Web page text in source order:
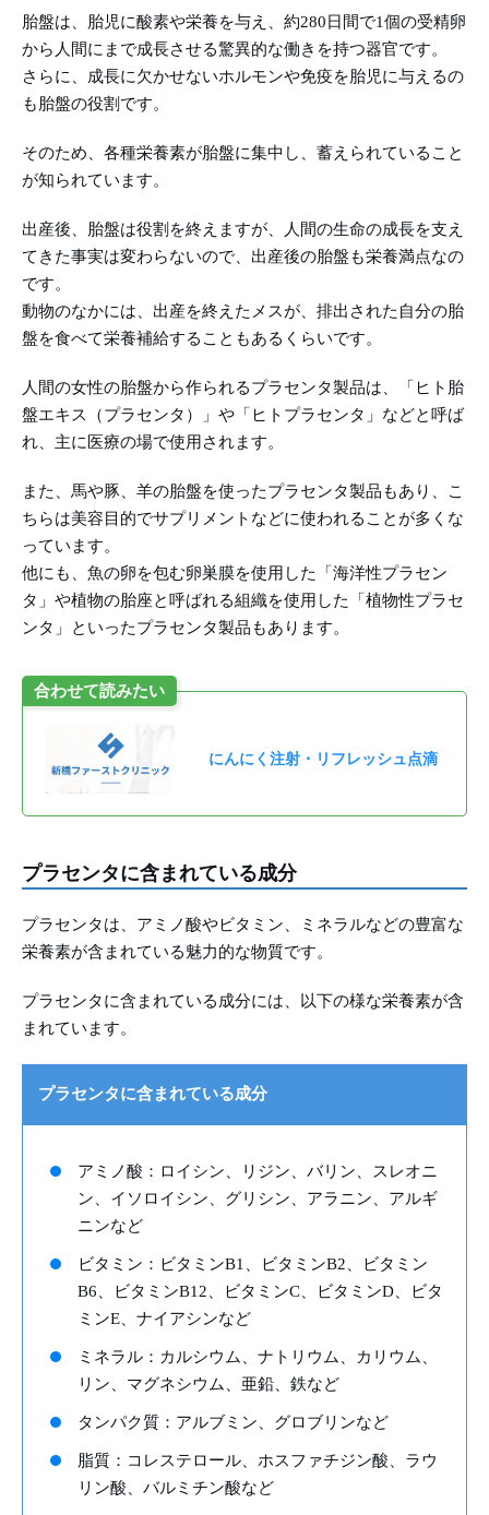
胎盤は、胎児に酸素や栄養を与え、約280日間で1個の受精卵
から人間にまで成長させる驚異的な働きを持つ器官です。
さらに、成長に欠かせないホルモンや免疫を胎児に与えるの
も胎盤の役割です。
そのため、各種栄養素が胎盤に集中し、蓄えられていること
が知られています。
出産後、胎盤は役割を終えますが、人間の生命の成長を支え
てきた事実は変わらないので、出産後の胎盤も栄養満点なの
です。
動物のなかには、出産を終えたメスが、排出された自分の胎
盤を食べて栄養補給することもあるくらいです。
人間の女性の胎盤から作られるプラセンタ製品は、「ヒト胎
盤エキス（プラセンタ）」や「ヒトプラセンタ」などと呼ば
れ、主に医療の場で使用されます。
また、馬や豚、羊の胎盤を使ったプラセンタ製品もあり、こ
ちらは美容目的でサプリメントなどに使われることが多くな
っています。
他にも、魚の卵を包む卵巣膜を使用した「海洋性プラセン
タ」や植物の胎座と呼ばれる組織を使用した「植物性プラセ
ンタ」といったプラセンタ製品もあります。
合わせて読みたい
にんにく注射・リフレッシュ点滴
プラセンタに含まれている成分
プラセンタは、アミノ酸やビタミン、ミネラルなどの豊富な
栄養素が含まれている魅力的な物質です。
プラセンタに含まれている成分には、以下の様な栄養素が含
まれています。
プラセンタに含まれている成分
アミノ酸：ロイシン、リジン、バリン、スレオニ
ン、イソロイシン、グリシン、アラニン、アルギ
ニンなど
ビタミン：ビタミンB1、ビタミンB2、ビタミン
B6、ビタミンB12、ビタミンC、ビタミンD、ビタ
ミンE、ナイアシンなど
ミネラル：カルシウム、ナトリウム、カリウム、
リン、マグネシウム、亜鉛、鉄など
タンパク質：アルブミン、グロブリンなど
脂質：コレステロール、ホスファチジン酸、ラウ
リン酸、バルミチン酸など